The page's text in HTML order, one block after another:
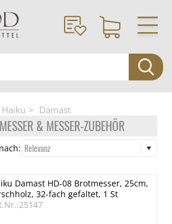
Haiku Damast
& MESSER-ZUBEHÖR
Relevanz
Damast HD-08 Brotmesser, 25cm,
32-fach gefaltet, 1 St